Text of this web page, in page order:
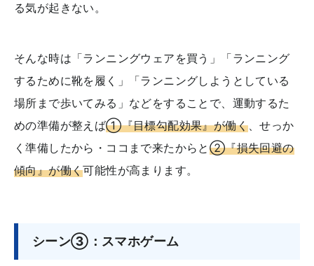
る気が起きない。
そんな時は「ランニングウェアを買う」「ランニング
するために靴を履く」「ランニングしようとしている
場所まで歩いてみる」などをすることで、運動するた
めの準備が整えば①『目標勾配効果』が働く、せっか
く準備したから・ココまで来たからと ②『損失回避の
傾向』が働く可能性が高まります。
シーン③：スマホゲーム